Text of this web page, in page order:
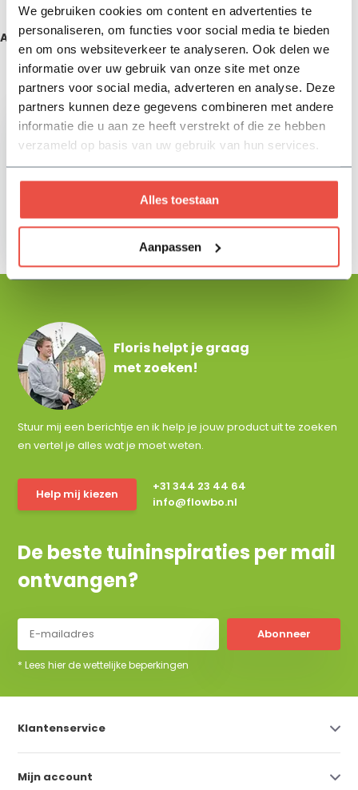
We gebruiken cookies om content en advertenties te
personaliseren, om functies voor social media te bieden
en om ons websiteverkeer te analyseren. Ook delen we
informatie over uw gebruik van onze site met onze
partners voor social media, adverteren en analyse. Deze
partners kunnen deze gegevens combineren met andere
informatie die u aan ze heeft verstrekt of die ze hebben
verzameld op basis van uw gebruik van hun services.
Alles toestaan
Aanpassen
Aanbevolen producten
Zojuist bekeken
Kilimanjaro
Floris helpt je graag
met zoeken!
Stuur mij een berichtje en ik help je jouw product uit te zoeken
en vertel je alles wat je moet weten.
Help mij kiezen
+31 344 23 44 64
info@flowbo.nl
De beste tuininspiraties per mail
ontvangen?
Abonneer
* Lees hier de wettelijke beperkingen
Klantenservice
Mijn account